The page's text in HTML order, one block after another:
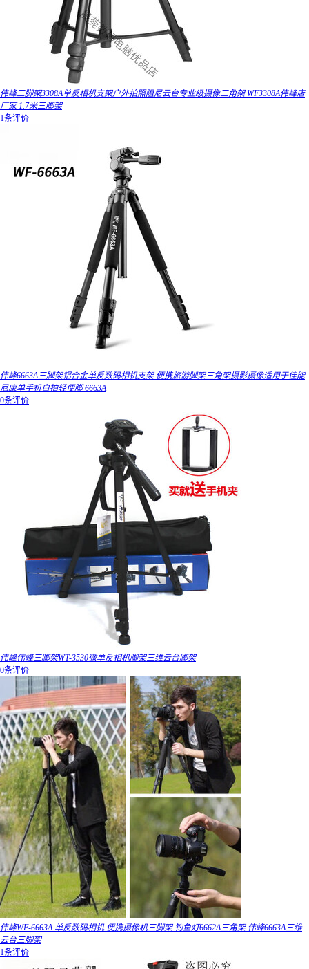
伟峰三脚架3308A单反相机支架户外拍照阻尼云台专业级摄像三角架 WF3308A伟峰店
厂家 1.7米三脚架
1条评价
伟峰6663A三脚架铝合金单反数码相机支架 便携旅游脚架三角架摄影摄像适用于佳能
尼康单手机自拍轻便脚 6663A
0条评价
伟峰伟峰三脚架WT-3530微单反相机脚架三维云台脚架
0条评价
伟峰WF-6663A 单反数码相机 便携摄像机三脚架 钓鱼灯6662A三角架 伟峰6663A三维
云台三脚架
1条评价